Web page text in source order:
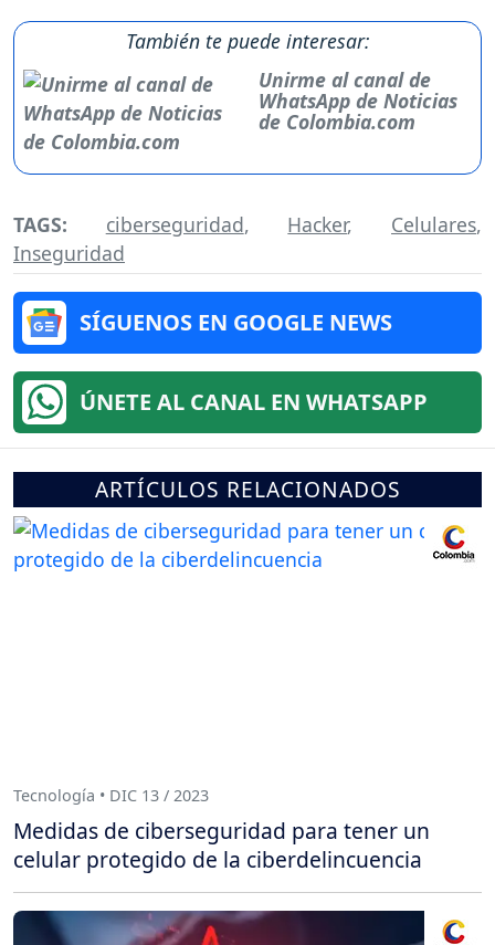
También te puede interesar:
Unirme al canal de
WhatsApp de Noticias
de Colombia.com
TAGS: ciberseguridad, Hacker, Celulares,
Inseguridad
SÍGUENOS EN GOOGLE NEWS
ÚNETE AL CANAL EN WHATSAPP
ARTÍCULOS RELACIONADOS
Tecnología • DIC 13 / 2023
Medidas de ciberseguridad para tener un
celular protegido de la ciberdelincuencia